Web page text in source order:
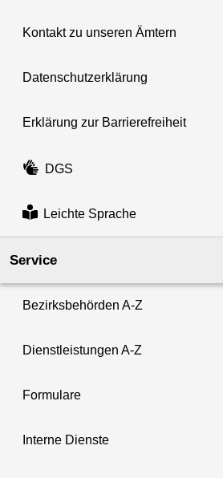
Kontakt zu unseren Ämtern
Datenschutzerklärung
Erklärung zur Barrierefreiheit
DGS
Leichte Sprache
Service
Bezirksbehörden A-Z
Dienstleistungen A-Z
Formulare
Interne Dienste